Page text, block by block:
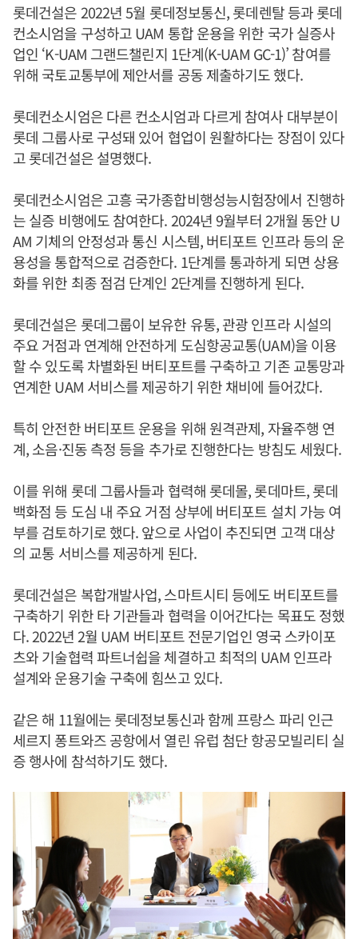
롯데건설은 2022년 5월 롯데정보통신, 롯데렌탈 등과 롯데
컨소시엄을 구성하고 UAM 통합 운용을 위한 국가 실증사
업인 ‘K-UAM 그랜드챌린지 1단계(K-UAM GC-1)’ 참여를
위해 국토교통부에 제안서를 공동 제출하기도 했다.
롯데컨소시엄은 다른 컨소시엄과 다르게 참여사 대부분이
롯데 그룹사로 구성돼 있어 협업이 원활하다는 장점이 있다
고 롯데건설은 설명했다.
롯데컨소시엄은 고흥 국가종합비행성능시험장에서 진행하
는 실증 비행에도 참여한다. 2024년 9월부터 2개월 동안 U
AM 기체의 안정성과 통신 시스템, 버티포트 인프라 등의 운
용성을 통합적으로 검증한다. 1단계를 통과하게 되면 상용
화를 위한 최종 점검 단계인 2단계를 진행하게 된다.
롯데건설은 롯데그룹이 보유한 유통, 관광 인프라 시설의
주요 거점과 연계해 안전하게 도심항공교통(UAM)을 이용
할 수 있도록 차별화된 버티포트를 구축하고 기존 교통망과
연계한 UAM 서비스를 제공하기 위한 채비에 들어갔다.
특히 안전한 버티포트 운용을 위해 원격관제, 자율주행 연
계, 소음·진동 측정 등을 추가로 진행한다는 방침도 세웠다.
이를 위해 롯데 그룹사들과 협력해 롯데몰, 롯데마트, 롯데
백화점 등 도심 내 주요 거점 상부에 버티포트 설치 가능 여
부를 검토하기로 했다. 앞으로 사업이 추진되면 고객 대상
의 교통 서비스를 제공하게 된다.
롯데건설은 복합개발사업, 스마트시티 등에도 버티포트를
구축하기 위한 타 기관들과 협력을 이어간다는 목표도 정했
다. 2022년 2월 UAM 버티포트 전문기업인 영국 스카이포
츠와 기술협력 파트너쉽을 체결하고 최적의 UAM 인프라
설계와 운용기술 구축에 힘쓰고 있다.
같은 해 11월에는 롯데정보통신과 함께 프랑스 파리 인근
세르지 퐁트와즈 공항에서 열린 유럽 첨단 항공모빌리티 실
증 행사에 참석하기도 했다.